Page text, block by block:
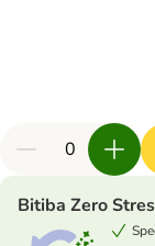
Bitiba Zero